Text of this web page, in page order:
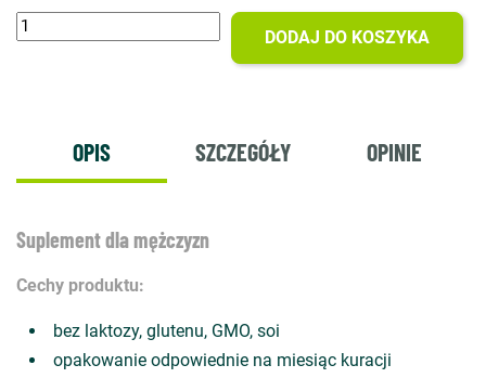
DODAJ DO KOSZYKA
OPIS SZCZEGÓŁY OPINIE
Suplement dla mężczyzn
Cechy produktu:
bez laktozy, glutenu, GMO, soi
opakowanie odpowiednie na miesiąc kuracji